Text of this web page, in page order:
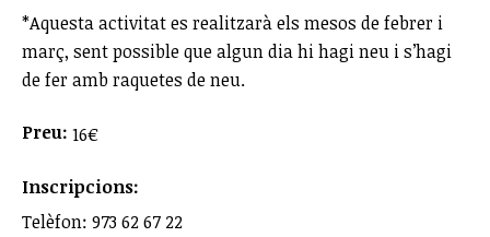
*Aquesta activitat es realitzarà els mesos de febrer i
març, sent possible que algun dia hi hagi neu i s’hagi
de fer amb raquetes de neu.
Preu: 16€
Inscripcions:
Telèfon: 973 62 67 22